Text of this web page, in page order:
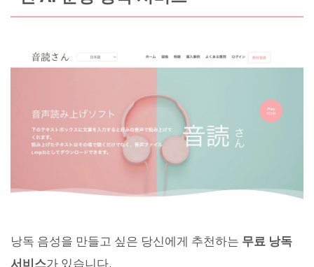
낭독 음성을 만들고 싶은 당신에게 추천하는 무료 낭독
서비스가 있습니다.